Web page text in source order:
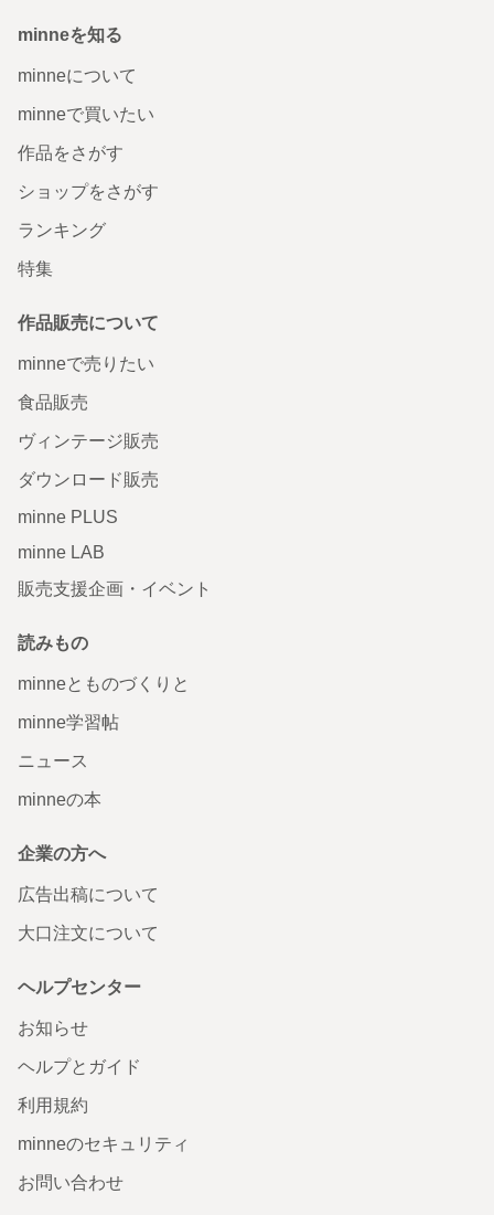
minneを知る
minneについて
minneで買いたい
作品をさがす
ショップをさがす
ランキング
特集
作品販売について
minneで売りたい
食品販売
ヴィンテージ販売
ダウンロード販売
minne PLUS
minne LAB
販売支援企画・イベント
読みもの
minneとものづくりと
minne学習帖
ニュース
minneの本
企業の方へ
広告出稿について
大口注文について
ヘルプセンター
お知らせ
ヘルプとガイド
利用規約
minneのセキュリティ
お問い合わせ